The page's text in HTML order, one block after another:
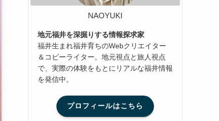
NAOYUKI
地元福井を深掘りする情報探求家
福井生まれ福井育ちのWebクリエイター
＆コピーライター。地元視点と旅人視点
で、実際の体験をもとにリアルな福井情報
を発信中。
プロフィールはこちら